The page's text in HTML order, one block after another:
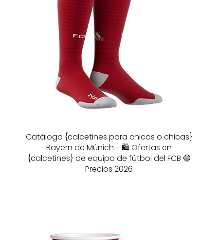
Catálogo {calcetines para chicos o chicas}
Bayern de Múnich - 🛍️ Ofertas en
{calcetines} de equipo de fútbol del FCB 🔵
Precios 2026